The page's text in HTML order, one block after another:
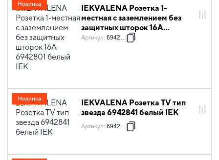
IEKVALENA Розетка 1-
местная с заземлением без
защитных шторок 16А
6942801 белый IEK
Артикул: 6942801
Новинка
IEKVALENA Розетка TV тип
звезда 6942841 белый IEK
Артикул: 6942841
Новинка